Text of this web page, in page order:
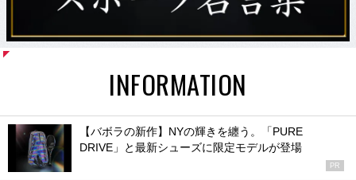
INFORMATION
【バボラの新作】NYの輝きを纏う。「PURE
DRIVE」と最新シューズに限定モデルが登場
PR